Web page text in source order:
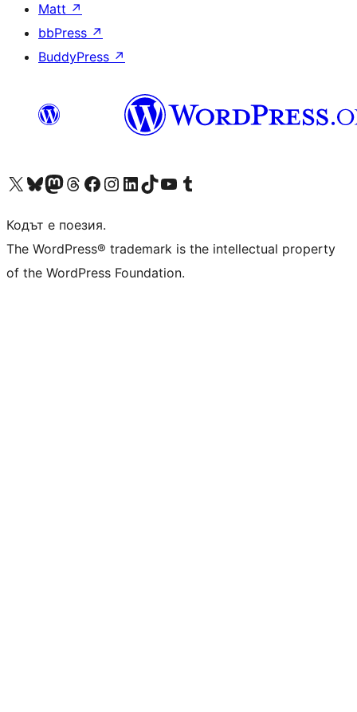
Matt ↗
bbPress ↗
BuddyPress ↗
Visit our X (formerly Twitter) account
Visit our Bluesky account
Visit our Mastodon account
Visit our Threads account
Посетете нашата страница във Facebook
Посетете нашия профил в Instagram
Посетете нашия профил в LinkedIn
Visit our TikTok account
Visit our YouTube channel
Visit our Tumblr account
Кодът е поезия.
The WordPress® trademark is the intellectual property
of the WordPress Foundation.